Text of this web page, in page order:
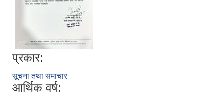
प्रकार:
सूचना तथा समाचार
आर्थिक वर्ष: